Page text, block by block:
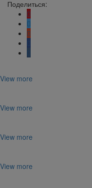
Поделиться:
View more
View more
View more
View more